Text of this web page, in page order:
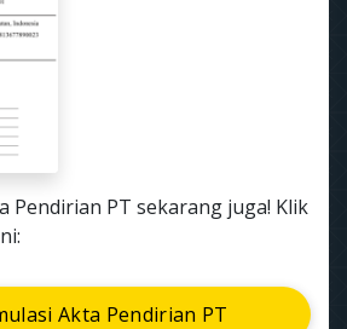
Pendirian PT sekarang juga! Klik
Akta Pendirian PT